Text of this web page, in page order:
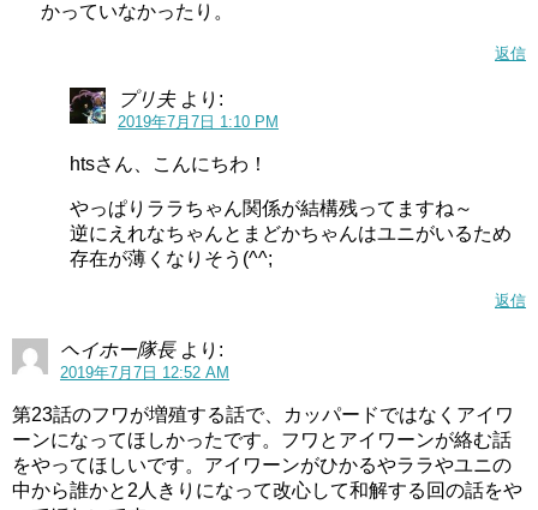
かっていなかったり。
返信
プリ夫 より:
2019年7月7日 1:10 PM
htsさん、こんにちわ！
やっぱりララちゃん関係が結構残ってますね～
逆にえれなちゃんとまどかちゃんはユニがいるため
存在が薄くなりそう(^^;
返信
ヘイホー隊長 より:
2019年7月7日 12:52 AM
第23話のフワが増殖する話で、カッパードではなくアイワ
ーンになってほしかったです。フワとアイワーンが絡む話
をやってほしいです。アイワーンがひかるやララやユニの
中から誰かと2人きりになって改心して和解する回の話をや